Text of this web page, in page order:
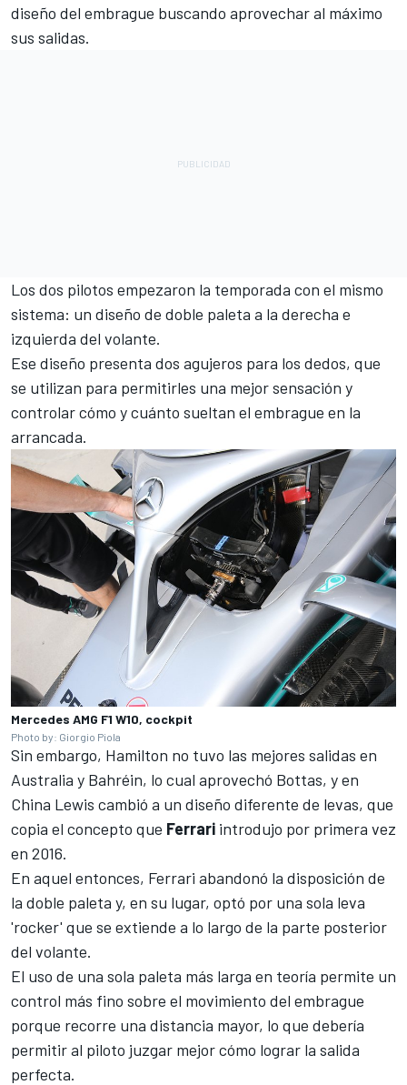
diseño del embrague buscando aprovechar al máximo
sus salidas.
Los dos pilotos empezaron la temporada con el mismo
sistema: un diseño de doble paleta a la derecha e
izquierda del volante.
Ese diseño presenta dos agujeros para los dedos, que
se utilizan para permitirles una mejor sensación y
controlar cómo y cuánto sueltan el embrague en la
arrancada.
Mercedes AMG F1 W10, cockpit
Photo by: Giorgio Piola
Sin embargo, Hamilton no tuvo las mejores salidas en
Australia y Bahréin, lo cual aprovechó Bottas, y en
China Lewis cambió a un diseño diferente de levas, que
copia el concepto que Ferrari introdujo por primera vez
en 2016.
En aquel entonces, Ferrari abandonó la disposición de
la doble paleta y, en su lugar, optó por una sola leva
'rocker' que se extiende a lo largo de la parte posterior
del volante.
El uso de una sola paleta más larga en teoría permite un
control más fino sobre el movimiento del embrague
porque recorre una distancia mayor, lo que debería
permitir al piloto juzgar mejor cómo lograr la salida
perfecta.